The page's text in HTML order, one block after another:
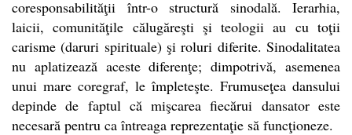
coresponsabilităţii într-o structură sinodală. Ierarhia,
laicii, comunităţile călugăreşti şi teologii au cu toţii
carisme (daruri spirituale) şi roluri diferite. Sinodalitatea
nu aplatizează aceste diferenţe; dimpotrivă, asemenea
unui mare coregraf, le împleteşte. Frumuseţea dansului
depinde de faptul că mişcarea fiecărui dansator este
necesară pentru ca întreaga reprezentaţie să funcţioneze.